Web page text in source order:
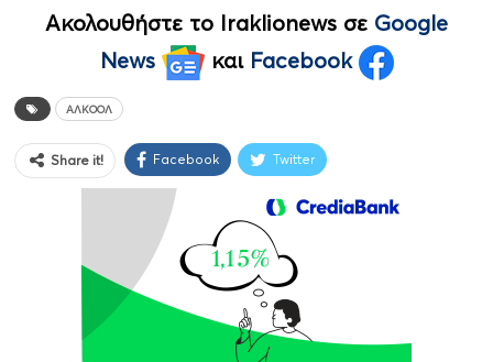
Ακολουθήστε το Iraklionews σε Google
News
και Facebook
ΑΛΚΟΌΛ
Share it! Facebook Twitter